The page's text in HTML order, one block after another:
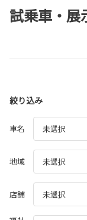
試乗車・展
絞り込み
車名
地域
店舗